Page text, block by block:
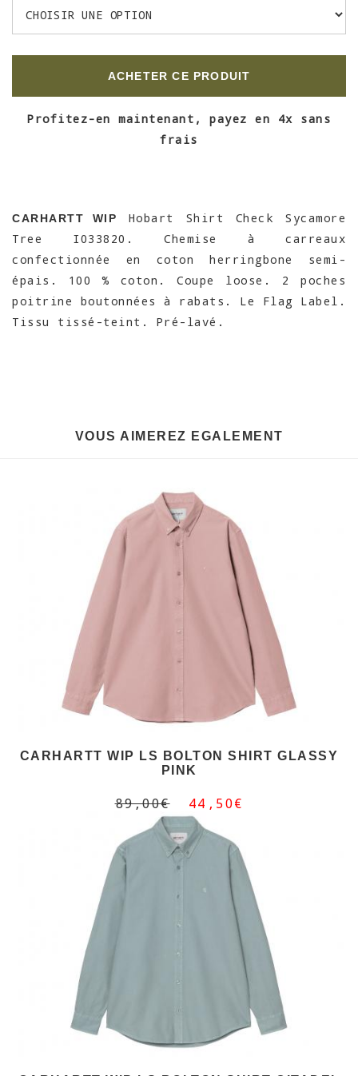
ACHETER CE PRODUIT
Profitez-en maintenant, payez en 4x sans
frais
CARHARTT WIP
Hobart Shirt Check Sycamore
Tree I033820. Chemise à carreaux
confectionnée en coton herringbone semi-
épais. 100 % coton. Coupe loose. 2 poches
poitrine boutonnées à rabats. Le Flag Label.
Tissu tissé-teint. Pré-lavé.
VOUS AIMEREZ EGALEMENT
CARHARTT WIP LS BOLTON SHIRT GLASSY
PINK
89,00€ 44,50€